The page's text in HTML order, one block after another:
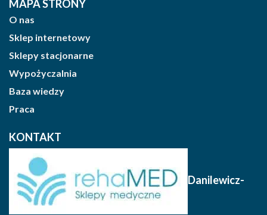
MAPA STRONY
O nas
Sklep internetowy
Sklepy stacjonarne
Wypożyczalnia
Baza wiedzy
Praca
KONTAKT
Danilewicz-